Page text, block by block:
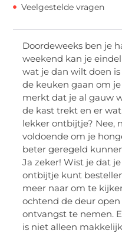
Veelgestelde vragen
Doordeweeks ben je
weekend kan je
wat je dan wilt doen
de keuken gaan om
merkt dat je al gauw
de kast trekt en er
lekker ontbijtje? Nee,
voldoende om je
beter geregeld
Ja zeker! Wist je dat
ontbijtje kunt
meer naar om te
ochtend de deur
ontvangst te nemen.
is niet alleen